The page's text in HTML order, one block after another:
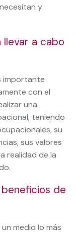
y
llevar a cabo
importante
con el
una
teniendo
su
sus valores
realidad de la
de
medio lo más